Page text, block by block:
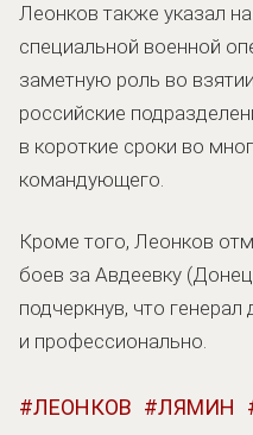
Леонков также указал
специальной военной
заметную роль во
российские
в короткие сроки во
командующего.
Кроме того, Леонков
боев за Авдеевку
подчеркнув, что
и профессионально.
ЛЕОНКОВ ЛЯМИН